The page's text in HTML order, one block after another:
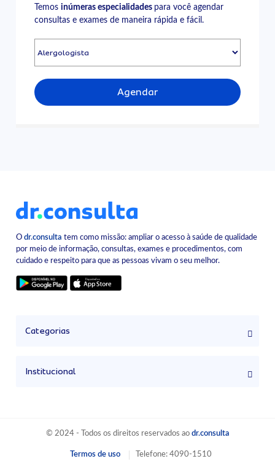
Temosinúmeras especialidades para você agendar
consultas e exames de maneira rápida e fácil.
Agendar
Odr.consulta tem como missão: ampliar o acesso à saúde de qualidade
por meio de informação, consultas, exames e procedimentos, com
cuidado e respeito para que as pessoas vivam o seu melhor.
Categorias
Institucional
© 2024 - Todos os direitos reservados ao dr.consulta
Termos de uso Telefone: 4090-1510